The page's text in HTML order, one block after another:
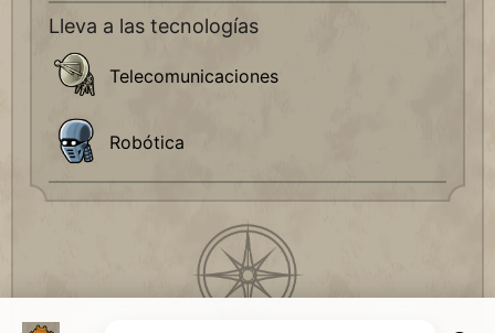
Lleva a las tecnologías
Telecomunicaciones
Robótica